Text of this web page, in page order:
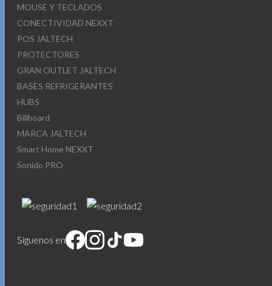
MOUSE Y TECLADOS
CONECTIVIDAD NEXXT
POS JALTECH
PROTECTORES
GRAN OUTLET JALTECH
BASES REFRIGERANTES
HUBS
Billboard
MARCA JALTECH
Smart Home NEXXT
Sonido PRO
Síguenos en